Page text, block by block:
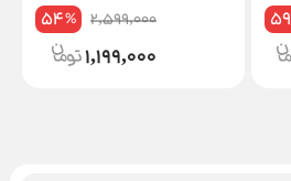
59
2,599,000
54%
1,199,000